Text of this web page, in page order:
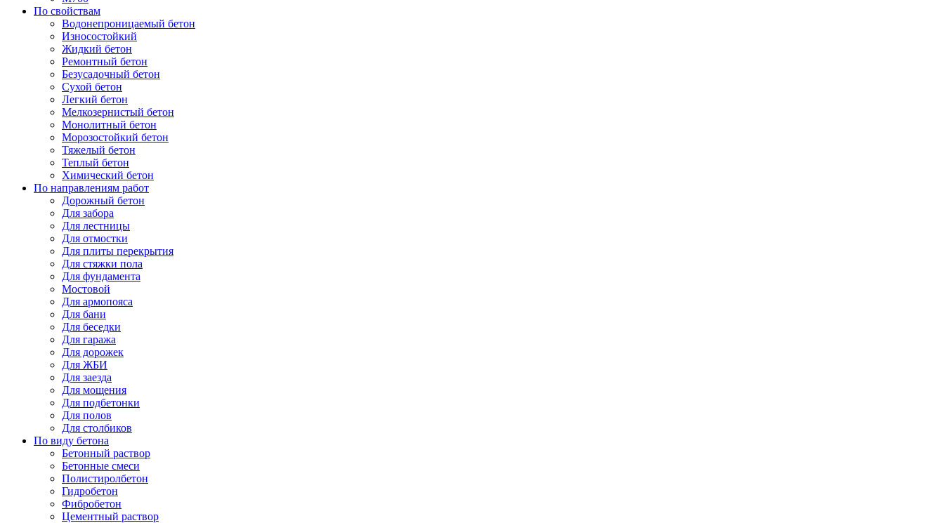
По свойствам
Водонепроницаемый бетон
Износостойкий
Жидкий бетон
Ремонтный бетон
Безусадочный бетон
Сухой бетон
Легкий бетон
Мелкозернистый бетон
Монолитный бетон
Морозостойкий бетон
Тяжелый бетон
Теплый бетон
Химический бетон
По направлениям работ
Дорожный бетон
Для забора
Для лестницы
Для отмостки
Для плиты перекрытия
Для стяжки пола
Для фундамента
Мостовой
Для армопояса
Для бани
Для беседки
Для гаража
Для дорожек
Для ЖБИ
Для заезда
Для мощения
Для подбетонки
Для полов
Для столбиков
По виду бетона
Бетонный раствор
Бетонные смеси
Полистиролбетон
Гидробетон
Фибробетон
Цементный раствор